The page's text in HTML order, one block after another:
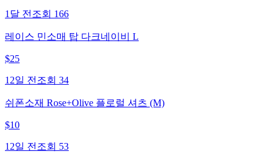
1달 전 조회 166
레이스 민소매 탑 다크네이비 L
$25
12일 전 조회 34
쉬폰소재 Rose+Olive 플로럴 셔츠 (M)
$10
12일 전 조회 53